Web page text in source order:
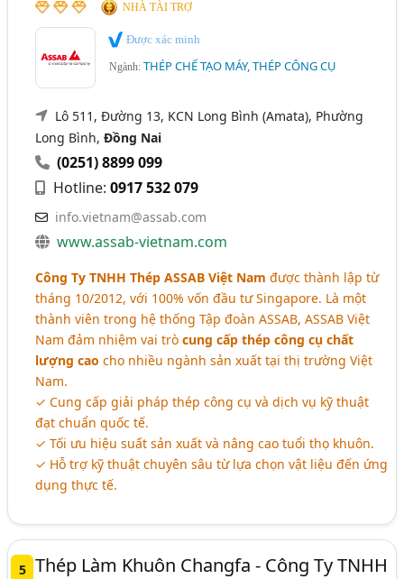
NHÀ TÀI TRỢ
Được xác minh
Ngành:THÉP CHẾ TẠO MÁY, THÉP CÔNG CỤ
Lô 511, Đường 13, KCN Long Bình (Amata), Phường
Long Bình,Đồng Nai
(0251) 8899 099
Hotline:0917 532 079
info.vietnam@assab.com
www.assab-vietnam.com
Công Ty TNHH Thép ASSAB Việt Nam được thành lập từ
tháng 10/2012, với 100% vốn đầu tư Singapore. Là một
thành viên trong hệ thống Tập đoàn ASSAB, ASSAB Việt
Nam đảm nhiệm vai tròcung cấp thép công cụ chất
lượng cao cho nhiều ngành sản xuất tại thị trường Việt
Nam.
✓ Cung cấp giải pháp thép công cụ và dịch vụ kỹ thuật
đạt chuẩn quốc tế.
✓ Tối ưu hiệu suất sản xuất và nâng cao tuổi thọ khuôn.
✓ Hỗ trợ kỹ thuật chuyên sâu từ lựa chọn vật liệu đến ứng
dụng thực tế.
5 Thép Làm Khuôn Changfa - Công Ty TNHH